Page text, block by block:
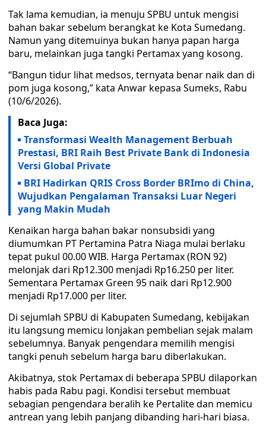
Tak lama kemudian, ia menuju SPBU untuk mengisi
bahan bakar sebelum berangkat ke Kota Sumedang.
Namun yang ditemuinya bukan hanya papan harga
baru, melainkan juga tangki Pertamax yang kosong.
“Bangun tidur lihat medsos, ternyata benar naik dan di
pom juga kosong,” kata Anwar kepasa Sumeks, Rabu
(10/6/2026).
Baca Juga:
Transformasi Wealth Management Berbuah
Prestasi, BRI Raih Best Private Bank di Indonesia
Versi Global Private
BRI Hadirkan QRIS Cross Border BRImo di China,
Wujudkan Pengalaman Transaksi Luar Negeri
yang Makin Mudah
Kenaikan harga bahan bakar nonsubsidi yang
diumumkan PT Pertamina Patra Niaga mulai berlaku
tepat pukul 00.00 WIB. Harga Pertamax (RON 92)
melonjak dari Rp12.300 menjadi Rp16.250 per liter.
Sementara Pertamax Green 95 naik dari Rp12.900
menjadi Rp17.000 per liter.
Di sejumlah SPBU di Kabupaten Sumedang, kebijakan
itu langsung memicu lonjakan pembelian sejak malam
sebelumnya. Banyak pengendara memilih mengisi
tangki penuh sebelum harga baru diberlakukan.
Akibatnya, stok Pertamax di beberapa SPBU dilaporkan
habis pada Rabu pagi. Kondisi tersebut membuat
sebagian pengendara beralih ke Pertalite dan memicu
antrean yang lebih panjang dibanding hari-hari biasa.